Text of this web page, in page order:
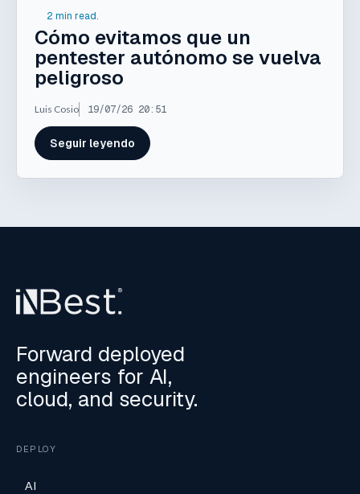
2 min read.
Cómo evitamos que un
pentester autónomo se vuelva
peligroso
Luis Cosio 19/07/26 20:51
Seguir leyendo
Forward deployed
engineers for AI,
cloud, and security.
DEPLOY
AI